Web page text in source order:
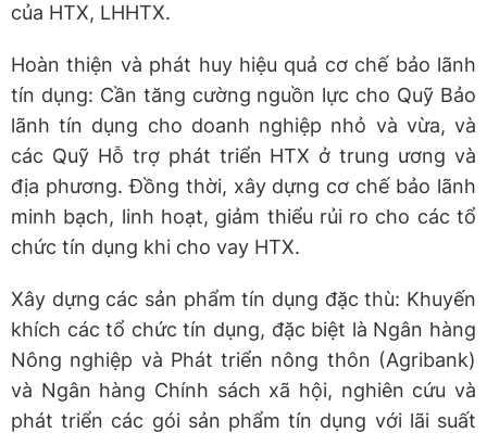
của HTX, LHHTX.
Hoàn thiện và phát huy hiệu quả cơ chế bảo lãnh
tín dụng: Cần tăng cường nguồn lực cho Quỹ Bảo
lãnh tín dụng cho doanh nghiệp nhỏ và vừa, và
các Quỹ Hỗ trợ phát triển HTX ở trung ương và
địa phương. Đồng thời, xây dựng cơ chế bảo lãnh
minh bạch, linh hoạt, giảm thiểu rủi ro cho các tổ
chức tín dụng khi cho vay HTX.
Xây dựng các sản phẩm tín dụng đặc thù: Khuyến
khích các tổ chức tín dụng, đặc biệt là Ngân hàng
Nông nghiệp và Phát triển nông thôn (Agribank)
và Ngân hàng Chính sách xã hội, nghiên cứu và
phát triển các gói sản phẩm tín dụng với lãi suất